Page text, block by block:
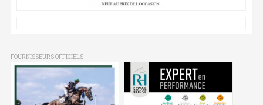
FOURNISSEURS OFFICIELS